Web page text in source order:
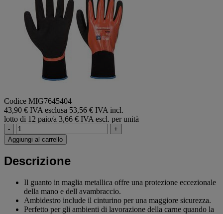
Codice MIG7645404
43,90 € IVA esclusa 53,56 € IVA incl.
lotto di 12 paio/a 3,66 € IVA escl. per unità
-
+
Aggiungi al carrello
Descrizione
Il guanto in maglia metallica offre una protezione eccezionale
della mano e dell avambraccio.
Ambidestro include il cinturino per una maggiore sicurezza.
Perfetto per gli ambienti di lavorazione della carne quando la